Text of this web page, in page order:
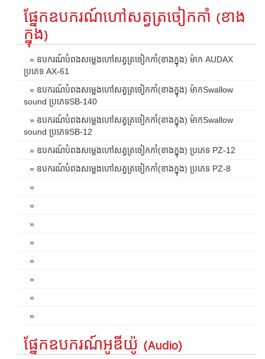
ផ្នែកឧបករណ៍ហៅសត្វត្រចៀកកាំ (ខាង
ក្នុង)
» ឧបករណ៍បំពងសម្លេងហៅសត្វត្រចៀកកាំ(ខាងក្នុង) ម៉ាក AUDAX
ប្រភេទ AX-61
» ឧបករណ៍បំពងសម្លេងហៅសត្វត្រចៀកកាំ(ខាងក្នុង) ម៉ាកSwallow
sound ប្រភេទSB-140
» ឧបករណ៍បំពងសម្លេងហៅសត្វត្រចៀកកាំ(ខាងក្នុង) ម៉ាកSwallow
sound ប្រភេទSB-12
» ឧបករណ៍បំពងសម្លេងហៅសត្វត្រចៀកកាំ(ខាងក្នុង) ប្រភេទ PZ-12
» ឧបករណ៍បំពងសម្លេងហៅសត្វត្រចៀកកាំ(ខាងក្នុង) ប្រភេទ PZ-8
»
»
»
»
»
»
»
»
ផ្នែកឧបករណ៍អូឌីយ៉ូ (Audio)